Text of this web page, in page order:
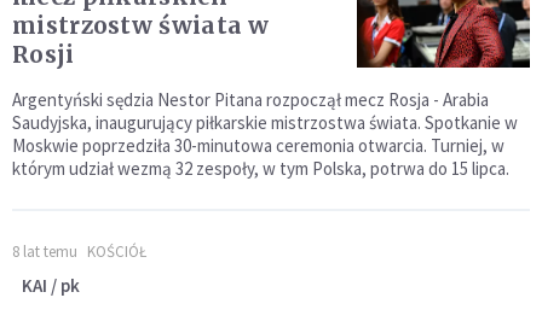
mistrzostw świata w
Rosji
Argentyński sędzia Nestor Pitana rozpoczął mecz Rosja - Arabia
Saudyjska, inaugurujący piłkarskie mistrzostwa świata. Spotkanie w
Moskwie poprzedziła 30-minutowa ceremonia otwarcia. Turniej, w
którym udział wezmą 32 zespoły, w tym Polska, potrwa do 15 lipca.
8 lat temu KOŚCIÓŁ
KAI / pk